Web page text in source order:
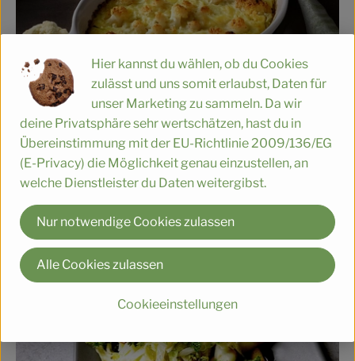
Blumenkohlgratin
Schwierigkeit:
einfach 7Zutaten
Hier kannst du wählen, ob du Cookies
zulässt und uns somit erlaubst, Daten für
unser Marketing zu sammeln. Da wir
deine Privatsphäre sehr wertschätzen, hast du in
Übereinstimmung mit der EU-Richtlinie 2009/136/EG
(E-Privacy) die Möglichkeit genau einzustellen, an
welche Dienstleister du Daten weitergibst.
Cookieeinstellungen
Nur notwendige Cookies zulassen
Alle Cookies zulassen